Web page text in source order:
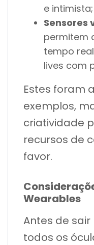
e intimista;
Sensores
permitem
tempo
lives com
Estes foram
exemplos,
criatividade
recursos de
favor.
Wearables
Antes de
todos os